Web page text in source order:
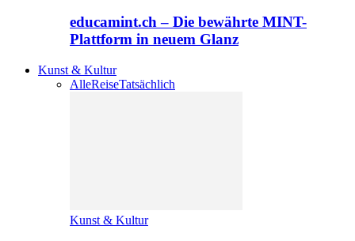
educamint.ch – Die bewährte MINT-
Plattform in neuem Glanz
Kunst & Kultur
AlleReiseTatsächlich
Kunst & Kultur